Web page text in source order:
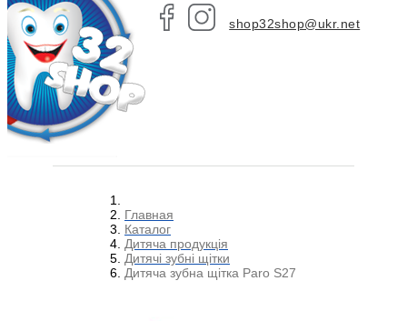
shop32shop@ukr.net
Главная
Каталог
Дитяча продукція
Дитячі зубні щітки
Дитяча зубна щітка Paro S27